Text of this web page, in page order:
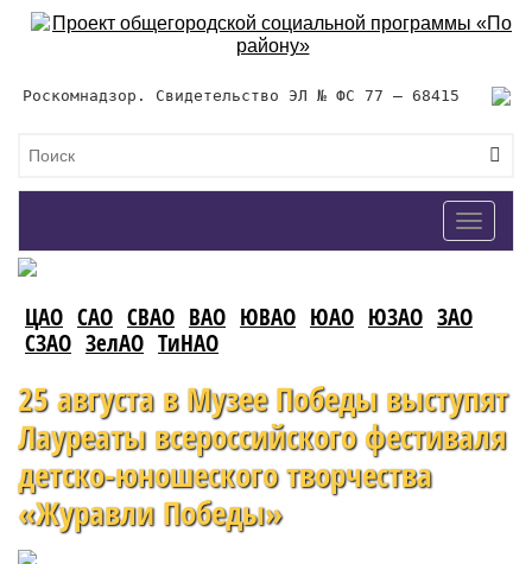
Роскомнадзор. Свидетельство ЭЛ № ФС 77 – 68415
Toggle
ЦАО САО СВАО ВАО ЮВАО ЮАО ЮЗАО ЗАО
СЗАО ЗелАО ТиНАО
25 августа в Музее Победы выступят
Лауреаты всероссийского фестиваля
детско-юношеского творчества
«Журавли Победы»